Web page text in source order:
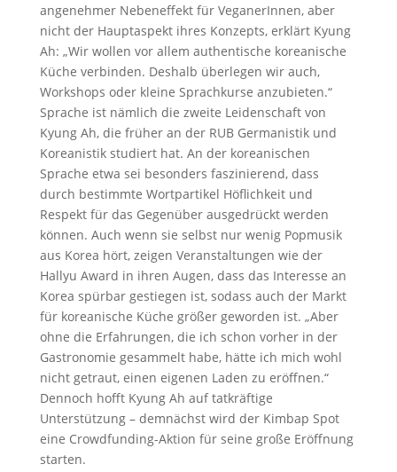
angenehmer Nebeneffekt für VeganerInnen, aber
nicht der Hauptaspekt ihres Konzepts, erklärt Kyung
Ah: „Wir wollen vor allem authentische koreanische
Küche verbinden. Deshalb überlegen wir auch,
Workshops oder kleine Sprachkurse anzubieten.“
Sprache ist nämlich die zweite Leidenschaft von
Kyung Ah, die früher an der RUB Germanistik und
Koreanistik studiert hat. An der koreanischen
Sprache etwa sei besonders faszinierend, dass
durch bestimmte Wortpartikel Höflichkeit und
Respekt für das Gegenüber ausgedrückt werden
können. Auch wenn sie selbst nur wenig Popmusik
aus Korea hört, zeigen Veranstaltungen wie der
Hallyu Award in ihren Augen, dass das Interesse an
Korea spürbar gestiegen ist, sodass auch der Markt
für koreanische Küche größer geworden ist. „Aber
ohne die Erfahrungen, die ich schon vorher in der
Gastronomie gesammelt habe, hätte ich mich wohl
nicht getraut, einen eigenen Laden zu eröffnen.“
Dennoch hofft Kyung Ah auf tatkräftige
Unterstützung – demnächst wird der Kimbap Spot
eine Crowdfunding-Aktion für seine große Eröffnung
starten.